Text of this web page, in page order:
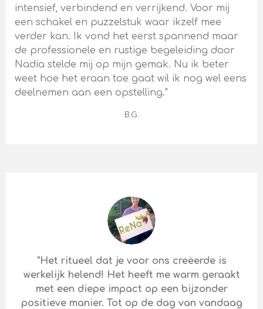
intensief, verbindend en verrijkend. Voor mij
een schakel en puzzelstuk waar ikzelf mee
verder kan. Ik vond het eerst spannend maar
de professionele en rustige begeleiding door
Nadia stelde mij op mijn gemak. Nu ik beter
weet hoe het eraan toe gaat wil ik nog wel eens
deelnemen aan een opstelling."
B.G.
"Het ritueel dat je voor ons creëerde is
werkelijk helend! Het heeft me warm geraakt
met een diepe impact op een bijzonder
positieve manier. Tot op de dag van vandaag